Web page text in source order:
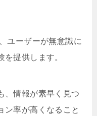
ユーザーが無意識に
提供します。
、情報が素早く見つ
ン率が高くなること